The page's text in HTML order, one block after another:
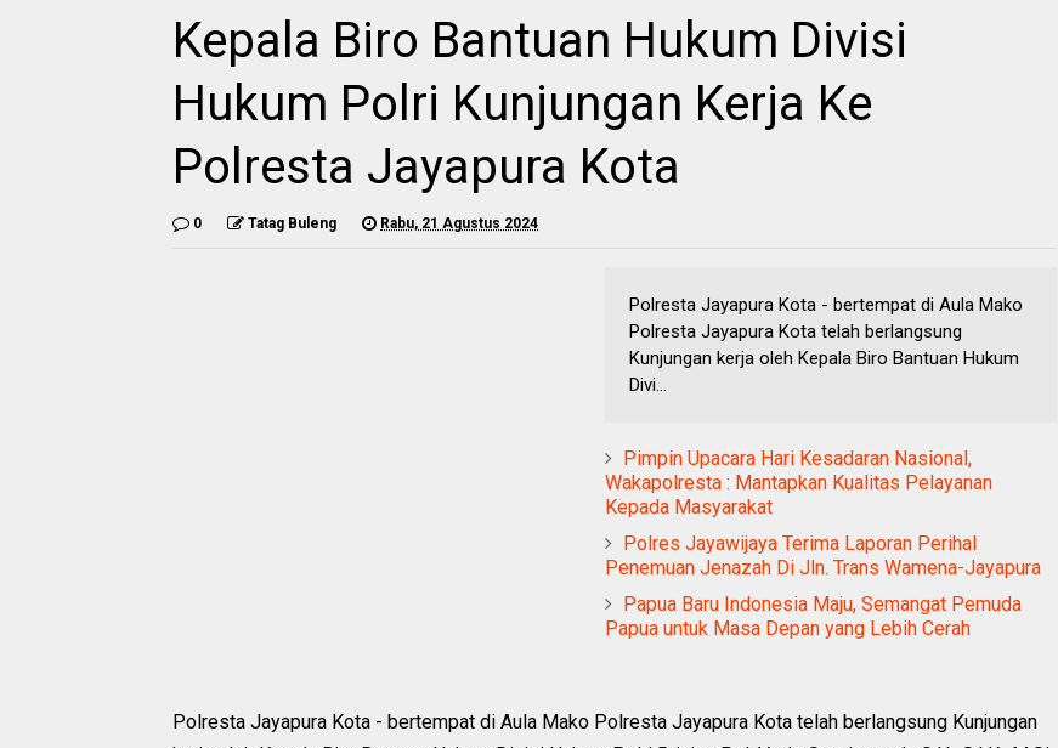
Kepala Biro Bantuan Hukum Divisi
Hukum Polri Kunjungan Kerja Ke
Polresta Jayapura Kota
0 Tatag Buleng Rabu, 21 Agustus 2024
Polresta Jayapura Kota - bertempat di Aula Mako
Polresta Jayapura Kota telah berlangsung
Kunjungan kerja oleh Kepala Biro Bantuan Hukum
Divi...
Pimpin Upacara Hari Kesadaran Nasional,
Wakapolresta : Mantapkan Kualitas Pelayanan
Kepada Masyarakat
Polres Jayawijaya Terima Laporan Perihal
Penemuan Jenazah Di Jln. Trans Wamena-Jayapura
Papua Baru Indonesia Maju, Semangat Pemuda
Papua untuk Masa Depan yang Lebih Cerah
Polresta Jayapura Kota - bertempat di Aula Mako Polresta Jayapura Kota telah berlangsung Kunjungan